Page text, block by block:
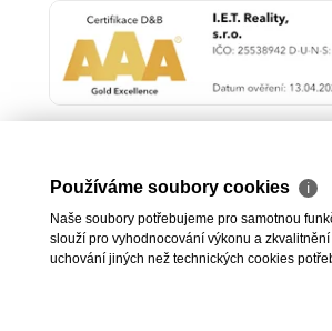
Používáme soubory cookies ℹ
Naše soubory potřebujeme pro samotnou
slouží pro vyhodnocování výkonu a
uchování jiných než technických cookies